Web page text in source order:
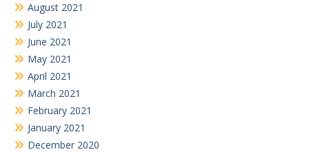
August 2021
July 2021
June 2021
May 2021
April 2021
March 2021
February 2021
January 2021
December 2020